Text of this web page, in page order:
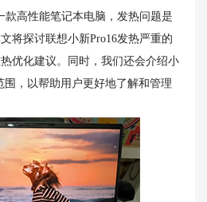
高性能笔记本电脑，发热问题是
将探讨联想小新Pro16发热严重的
优化建议。同时，我们还会介绍小
围，以帮助用户更好地了解和管理